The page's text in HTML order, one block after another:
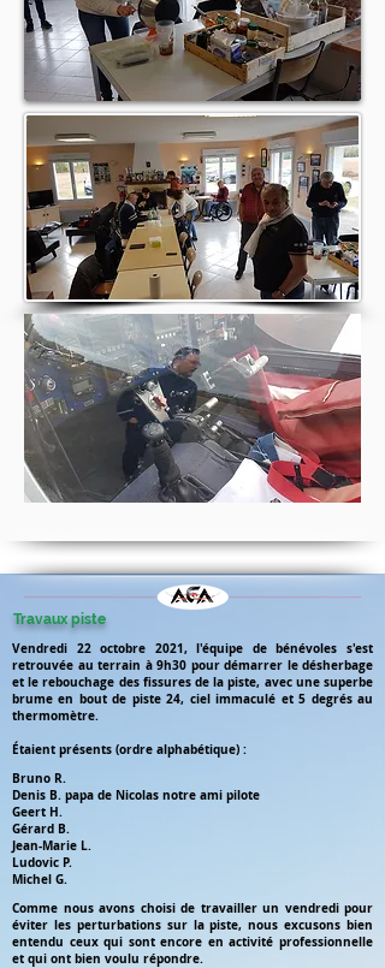
Travaux piste
Vendredi 22 octobre 2021, l'équipe de bénévoles s'est
retrouvée au terrain à 9h30 pour démarrer le désherbage
et le rebouchage des fissures de la piste, avec une superbe
brume en bout de piste 24, ciel immaculé et 5 degrés au
thermomètre.
Étaient présents (ordre alphabétique) :
Bruno R.
Denis B. papa de Nicolas notre ami pilote
Geert H.
Gérard B.
Jean-Marie L.
Ludovic P.
Michel G.
Comme nous avons choisi de travailler un vendredi pour
éviter les perturbations sur la piste, nous excusons bien
entendu ceux qui sont encore en activité professionnelle
et qui ont bien voulu répondre.